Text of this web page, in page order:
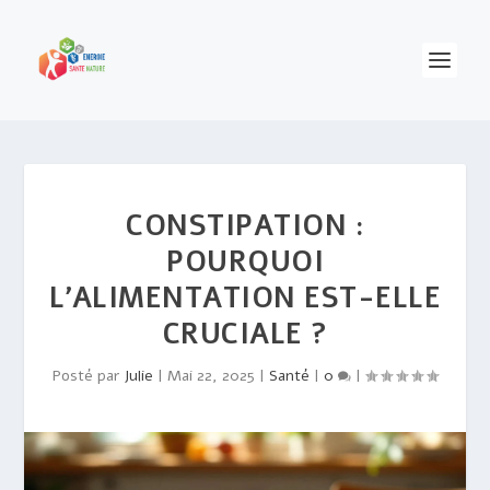
CONSTIPATION :
POURQUOI
L’ALIMENTATION EST-ELLE
CRUCIALE ?
Posté par Julie | Mai 22, 2025 | Santé | 0 |